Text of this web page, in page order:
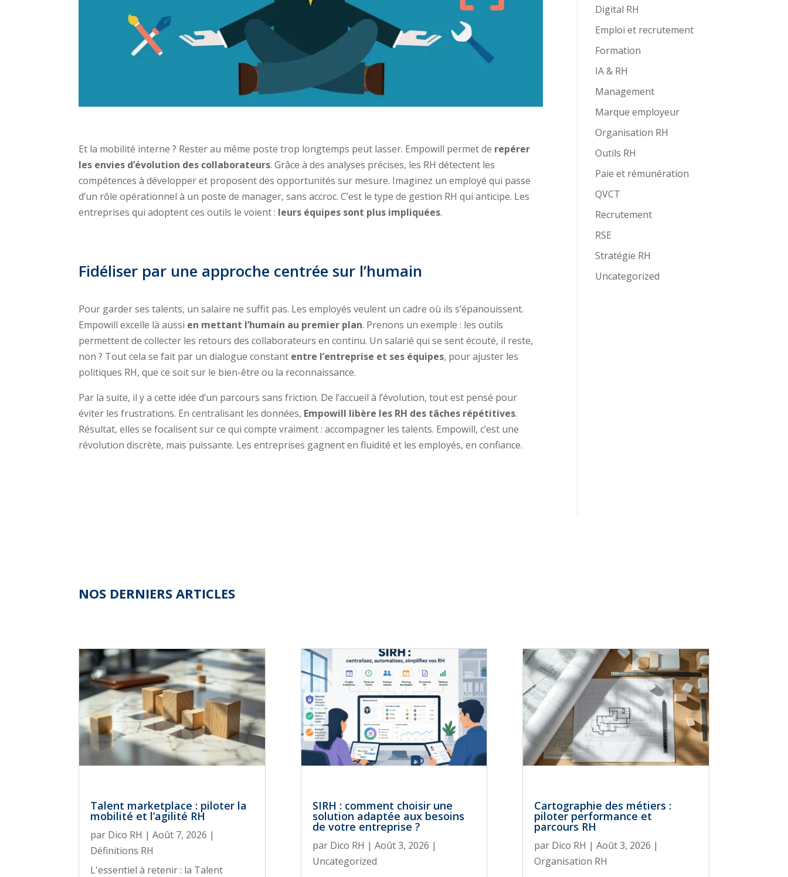
Et la mobilité interne ? Rester au même poste trop longtemps peut lasser. Empowill permet de repérer
les envies d’évolution des collaborateurs. Grâce à des analyses précises, les RH détectent les
compétences à développer et proposent des opportunités sur mesure. Imaginez un employé qui passe
d’un rôle opérationnel à un poste de manager, sans accroc. C’est le type de gestion RH qui anticipe. Les
entreprises qui adoptent ces outils le voient : leurs équipes sont plus impliquées.
Fidéliser par une approche centrée sur l’humain
Pour garder ses talents, un salaire ne suffit pas. Les employés veulent un cadre où ils s’épanouissent.
Empowill excelle là aussi en mettant l’humain au premier plan. Prenons un exemple : les outils
permettent de collecter les retours des collaborateurs en continu. Un salarié qui se sent écouté, il reste,
non ? Tout cela se fait par un dialogue constant entre l’entreprise et ses équipes, pour ajuster les
politiques RH, que ce soit sur le bien-être ou la reconnaissance.
Par la suite, il y a cette idée d’un parcours sans friction. De l’accueil à l’évolution, tout est pensé pour
éviter les frustrations. En centralisant les données, Empowill libère les RH des tâches répétitives.
Résultat, elles se focalisent sur ce qui compte vraiment : accompagner les talents. Empowill, c’est une
révolution discrète, mais puissante. Les entreprises gagnent en fluidité et les employés, en confiance.
Digital RH
Emploi et recrutement
Formation
IA & RH
Management
Marque employeur
Organisation RH
Outils RH
Paie et rémunération
QVCT
Recrutement
RSE
Stratégie RH
Uncategorized
NOS DERNIERS ARTICLES
Talent marketplace : piloter la
mobilité et l’agilité RH
par Dico RH |Août 7, 2026 |
Définitions RH
L'essentiel à retenir : la Talent
SIRH : comment choisir une
solution adaptée aux besoins
de votre entreprise ?
par Dico RH | Août 3, 2026 |
Uncategorized
Cartographie des métiers :
piloter performance et
parcours RH
par Dico RH | Août 3, 2026 |
Organisation RH